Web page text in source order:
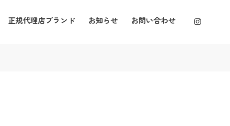
正規代理店ブランド お知らせ お問い合わせ